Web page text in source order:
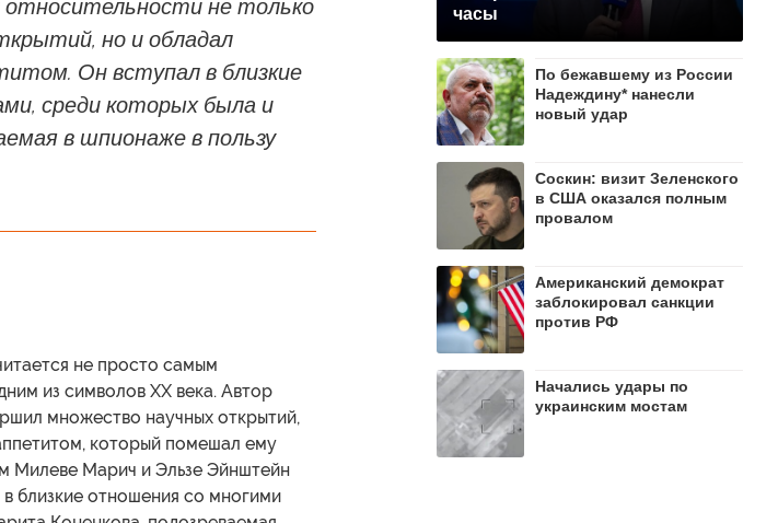
относительности не только
но и обладал
Он вступал в близкие
среди которых была и
в шпионаже в пользу
не просто самым
из символов XX века. Автор
множество научных открытий,
который помешал ему
Милеве Марич и Эльзе Эйнштейн
близкие отношения со многими
часы
По бежавшему из России
Надеждину* нанесли
новый удар
Соскин: визит Зеленского
в США оказался полным
провалом
Американский демократ
заблокировал санкции
против РФ
Начались удары по
украинским мостам